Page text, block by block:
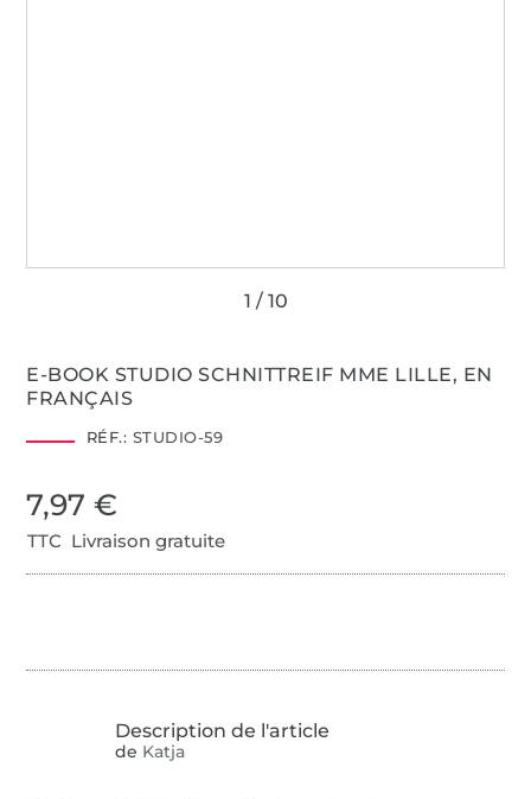
E-BOOK STUDIO SCHNITTREIF MME LILLE, EN
FRANÇAIS
RÉF.: STUDIO-59
7,97 €
TTC Livraison gratuite
de Katja